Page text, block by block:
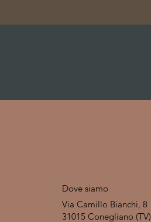
Dove siamo
Via Camillo Bianchi, 8
31015 Conegliano (TV)